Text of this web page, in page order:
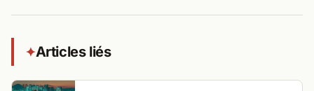
✦Articles liés